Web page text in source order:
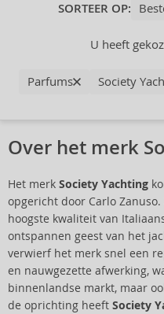
SORTEER OP:
U heeft
Parfums Society
Over het merk
Het merk Society Yachting
opgericht door Carlo
hoogste kwaliteit van
ontspannen geest van het
verwierf het merk snel een
en nauwgezette afwerking,
binnenlandse markt, maar
de oprichting heeft Society